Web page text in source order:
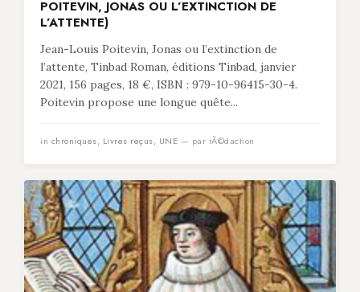
POITEVIN, JONAS OU L’EXTINCTION DE
L’ATTENTE)
Jean-Louis Poitevin, Jonas ou l’extinction de
l’attente, Tinbad Roman, éditions Tinbad, janvier
2021, 156 pages, 18 €, ISBN : 979-10-96415-30-4.
Poitevin propose une longue quête...
in chroniques, Livres reçus, UNE — par rÃ©daction